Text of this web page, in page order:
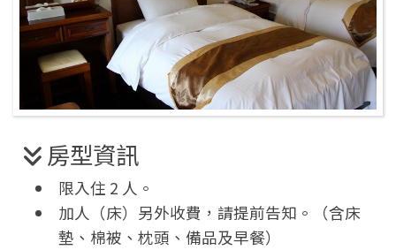
房型資訊
限入住 2 人。
加人（床）另外收費，請提前告知。（含床
墊、棉被、枕頭、備品及早餐）